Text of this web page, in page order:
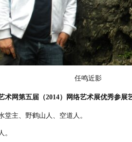
任鸣近影
术网第五届（2014）网络艺术展优秀参
堂主、野鹤山人、空道人。
。